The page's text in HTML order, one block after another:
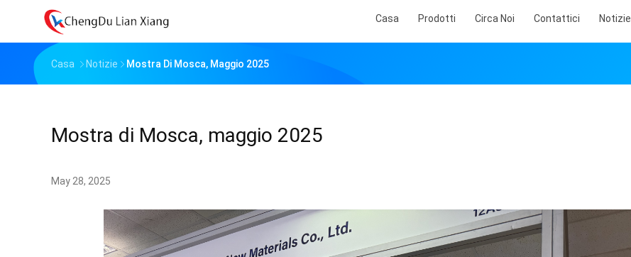
Casa Prodotti Circa Noi Contattici Notizie
Casa Notizie Mostra Di Mosca, Maggio 2025
Mostra di Mosca, maggio 2025
May 28, 2025